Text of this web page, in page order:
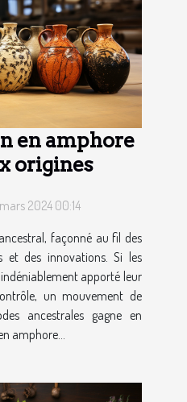
en amphore
origines
2024 00:14
façonné au fil des
et des innovations. Si les
apporté leur
un mouvement de
ancestrales gagne en
amphore...